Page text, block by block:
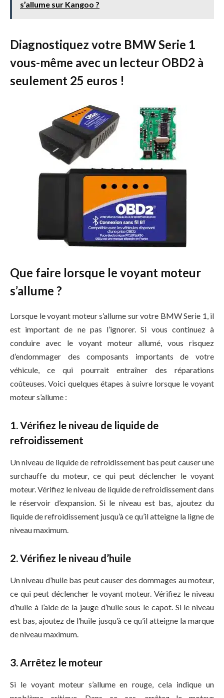
s’allume sur Kangoo ?
Diagnostiquez votre BMW Serie 1
vous-même avec un lecteur OBD2 à
seulement 25 euros !
Que faire lorsque le voyant moteur
s’allume ?
Lorsque le voyant moteur s’allume sur votre BMW Serie 1, il
est important de ne pas l’ignorer. Si vous continuez à
conduire avec le voyant moteur allumé, vous risquez
d’endommager des composants importants de votre
véhicule, ce qui pourrait entraîner des réparations
coûteuses. Voici quelques étapes à suivre lorsque le voyant
moteur s’allume :
1. Vérifiez le niveau de liquide de
refroidissement
Un niveau de liquide de refroidissement bas peut causer une
surchauffe du moteur, ce qui peut déclencher le voyant
moteur. Vérifiez le niveau de liquide de refroidissement dans
le réservoir d’expansion. Si le niveau est bas, ajoutez du
liquide de refroidissement jusqu’à ce qu’il atteigne la ligne de
niveau maximum.
2. Vérifiez le niveau d’huile
Un niveau d’huile bas peut causer des dommages au moteur,
ce qui peut déclencher le voyant moteur. Vérifiez le niveau
d’huile à l’aide de la jauge d’huile sous le capot. Si le niveau
est bas, ajoutez de l’huile jusqu’à ce qu’il atteigne la marque
de niveau maximum.
3. Arrêtez le moteur
Si le voyant moteur s’allume en rouge, cela indique un